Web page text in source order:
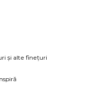
și alte finețuri